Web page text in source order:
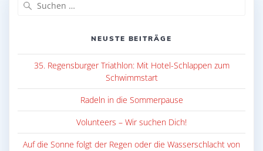
NEUSTE BEITRÄGE
35. Regensburger Triathlon: Mit Hotel-Schlappen zum
Schwimmstart
Radeln in die Sommerpause
Volunteers – Wir suchen Dich!
Auf die Sonne folgt der Regen oder die Wasserschlacht von